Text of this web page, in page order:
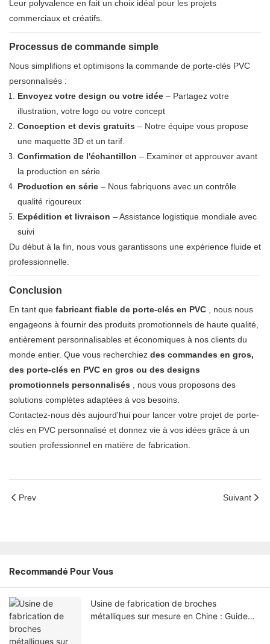
Leur polyvalence en fait un choix idéal pour les projets
commerciaux et créatifs.
Processus de commande simple
Nous simplifions et optimisons la commande de porte-clés PVC
personnalisés :
Envoyez votre design ou votre idée – Partagez votre
illustration, votre logo ou votre concept
Conception et devis gratuits – Notre équipe vous propose
une maquette 3D et un tarif.
Confirmation de l'échantillon – Examiner et approuver avant
la production en série
Production en série – Nous fabriquons avec un contrôle
qualité rigoureux
Expédition et livraison – Assistance logistique mondiale avec
suivi
Du début à la fin, nous vous garantissons une expérience fluide et
professionnelle.
Conclusion
En tant que fabricant fiable de porte-clés en PVC , nous nous
engageons à fournir des produits promotionnels de haute qualité,
entièrement personnalisables et économiques à nos clients du
monde entier. Que vous recherchiez des commandes en gros,
des porte-clés en PVC en gros ou des designs
promotionnels personnalisés , nous vous proposons des
solutions complètes adaptées à vos besoins.
Contactez-nous dès aujourd'hui pour lancer votre projet de porte-
clés en PVC personnalisé et donnez vie à vos idées grâce à un
soutien professionnel en matière de fabrication.
Prev Suivant
Recommandé Pour Vous
Usine de fabrication de broches
métalliques sur mesure en Chine : Guide